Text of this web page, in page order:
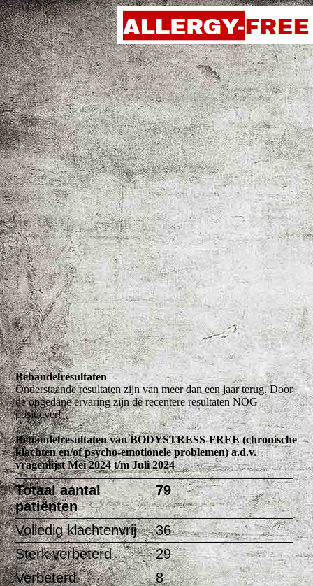
Behandelresultaten
Onderstaande resultaten zijn van meer dan een jaar terug. Door
de opgedane ervaring zijn de recentere resultaten NOG
positiever!
Behandelresultaten van BODYSTRESS-FREE (chronische
klachten en/of psycho-emotionele problemen) a.d.v.
vragenlijst Mei 2024 t/m Juli 2024
Totaal aantal
patiënten
79
Volledig klachtenvrij
36
Sterk verbeterd
29
Verbeterd
8